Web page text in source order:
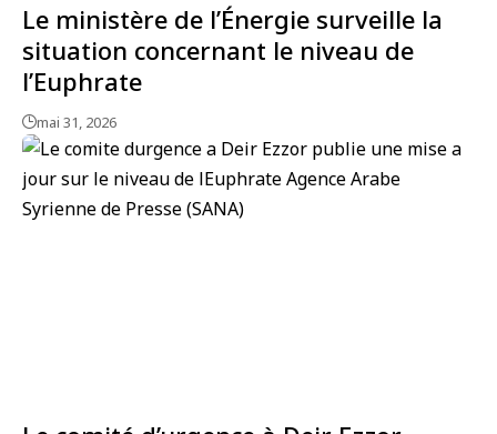
Le ministère de l’Énergie surveille la
situation concernant le niveau de
l’Euphrate
mai 31, 2026